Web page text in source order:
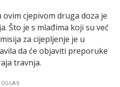
cjepivom druga doza je
Što je s mlađima koji su već
za cijepljenje je u
da će objaviti preporuke
travnja.
OGLAS